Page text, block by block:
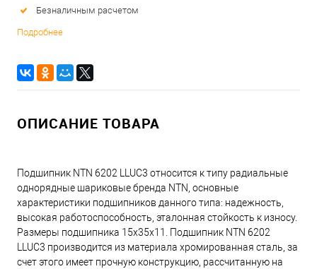
Безналичным расчетом
Подробнее
ОПИСАНИЕ ТОВАРА
Подшипник NTN 6202 LLUC3 относится к типу радиальные
однорядные шариковые бренда NTN, основные
характеристики подшипников данного типа: надежность,
высокая работоспособность, эталонная стойкость к износу.
Размеры подшипника 15x35x11. Подшипник NTN 6202
LLUC3 производится из материала хромированная сталь, за
счет этого имеет прочную конструкцию, рассчитанную на